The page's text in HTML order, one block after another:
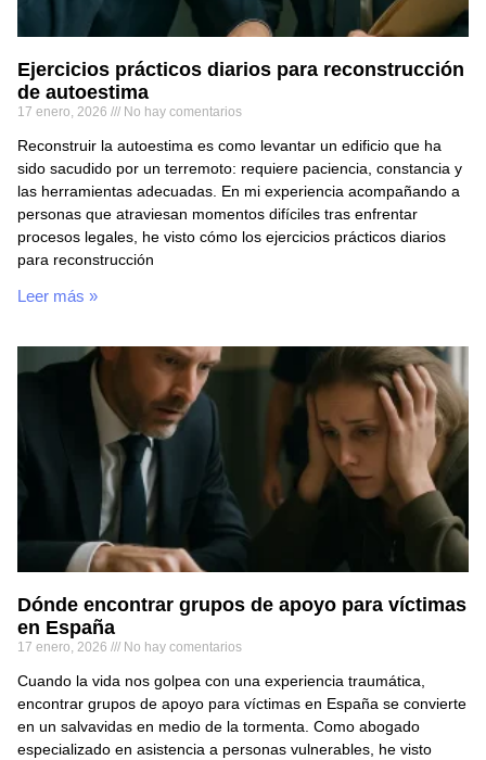
Ejercicios prácticos diarios para reconstrucción
de autoestima
17 enero, 2026 No hay comentarios
Reconstruir la autoestima es como levantar un edificio que ha
sido sacudido por un terremoto: requiere paciencia, constancia y
las herramientas adecuadas. En mi experiencia acompañando a
personas que atraviesan momentos difíciles tras enfrentar
procesos legales, he visto cómo los ejercicios prácticos diarios
para reconstrucción
Leer más »
Dónde encontrar grupos de apoyo para víctimas
en España
17 enero, 2026 No hay comentarios
Cuando la vida nos golpea con una experiencia traumática,
encontrar grupos de apoyo para víctimas en España se convierte
en un salvavidas en medio de la tormenta. Como abogado
especializado en asistencia a personas vulnerables, he visto